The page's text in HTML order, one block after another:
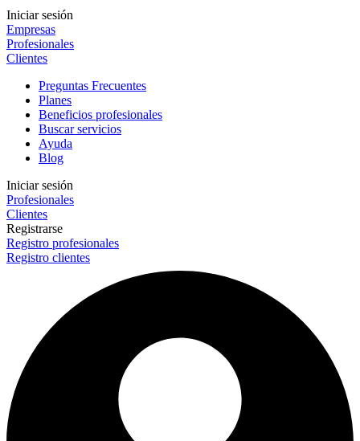
Iniciar sesión
Empresas
Profesionales
Clientes
Preguntas Frecuentes
Planes
Beneficios profesionales
Buscar servicios
Ayuda
Blog
Iniciar sesión
Profesionales
Clientes
Registrarse
Registro profesionales
Registro clientes